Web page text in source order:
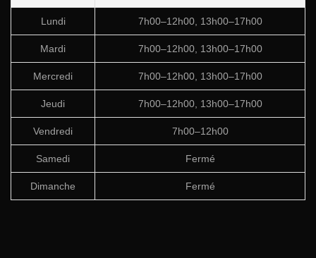
Lundi 7h00–12h00, 13h00–17h00
Mardi 7h00–12h00, 13h00–17h00
Mercredi 7h00–12h00, 13h00–17h00
Jeudi 7h00–12h00, 13h00–17h00
Vendredi 7h00–12h00
Samedi Fermé
Dimanche Fermé